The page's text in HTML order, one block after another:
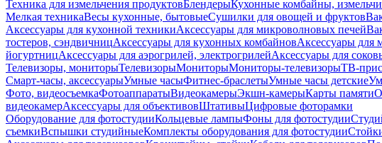
Техника для измельчения продуктовБлендерыКухонные комбайны,
Мелкая техникаВесы кухонные, бытовыеСушилки для овощей и фруктов
Аксессуары для кухонной техникиАксессуары для микроволновых печей
тостеров, сэндвичницАксессуары для кухонных комбайновАксессуары для
йогуртницАксессуары для аэрогрилей, электрогрилейАксессуары для
Телевизоры, мониторыТелевизорыМониторыМониторы-телевизорыТВ-
Смарт-часы, аксессуарыУмные часыФитнес-браслетыУмные часы детские
Фото, видеосъемкаФотоаппаратыВидеокамерыЭкшн-камерыКарты памяти
видеокамерАксессуары для объективовШтативыЦифровые фоторамки
Оборудование для фотостудииКольцевые лампыФоны для фотостудии
съемкиВспышки студийныеКомплекты оборудования для фотостудии